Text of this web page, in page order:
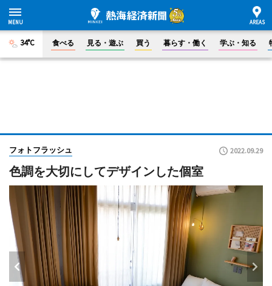
34°C 食べる 見る・遊ぶ 買う 暮らす・働く 学ぶ・知る
フォトフラッシュ 2022.09.29
色調を大切にしてデザインした個室